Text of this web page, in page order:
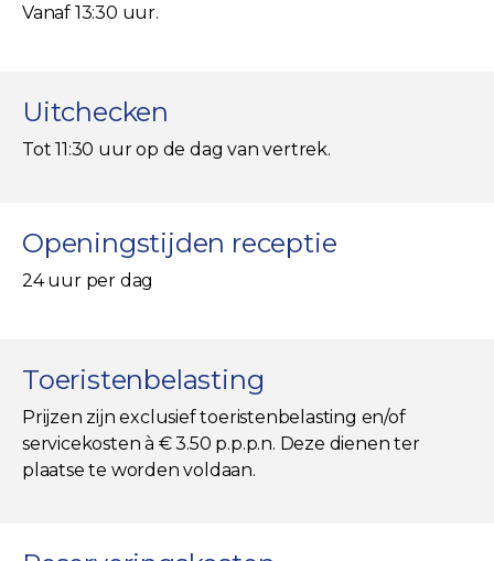
Vanaf 13:30 uur.
Uitchecken
Tot 11:30 uur op de dag van vertrek.
Openingstijden receptie
24 uur per dag
Toeristenbelasting
Prijzen zijn exclusief toeristenbelasting en/of
servicekosten à € 3.50 p.p.p.n. Deze dienen ter
plaatse te worden voldaan.